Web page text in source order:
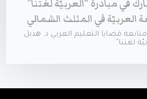
في مبادرة “العربيّة لغتنا”
العربيّة في المثلث الشمالي
قضايا التعليم العربي د. هديل
لغتنا"